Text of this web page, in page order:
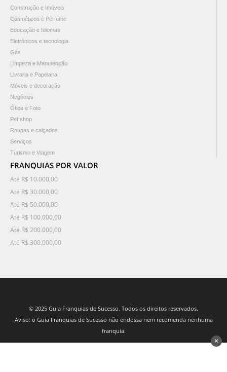
Construção e Imóveis
Cosméticos e Perfume
Educação e Idiomas
Eletrônicos e tecnologia
Gás
Limpeza e Manutenção
Livraria e Papelaria
Móveis e decoração
Negócios
Ótica e Foto
Pet shop
Roupas e calçados
Serviços
Turismo e Viagem
FRANQUIAS POR VALOR
Até R$ 10.000,00
Até R$ 30.000,00
Até R$ 50.000,00
Até R$ 100.000,00
Até R$ 200.000,00
Até R$ 300.000,00
© 2025 Guia Franquias de Sucesso. Todos os direitos reservados.
Aviso: o Guia Franquias de Sucesso não endossa nem recomenda nenhuma
franquia.
✕